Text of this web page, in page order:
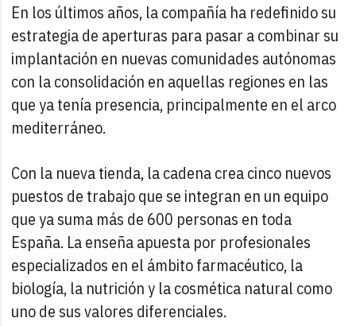
En los últimos años, la compañía ha redefinido su
estrategia de aperturas para pasar a combinar su
implantación en nuevas comunidades autónomas
con la consolidación en aquellas regiones en las
que ya tenía presencia, principalmente en el arco
mediterráneo.
Con la nueva tienda, la cadena crea cinco nuevos
puestos de trabajo que se integran en un equipo
que ya suma más de 600 personas en toda
España. La enseña apuesta por profesionales
especializados en el ámbito farmacéutico, la
biología, la nutrición y la cosmética natural como
uno de sus valores diferenciales.